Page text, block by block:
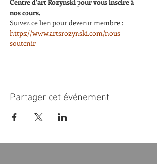
Centre d'art Rozynski pour vous inscire à
nos cours.
Suivez ce lien pour devenir membre :
https://www.artsrozynski.com/nous-
soutenir
Partager cet événement